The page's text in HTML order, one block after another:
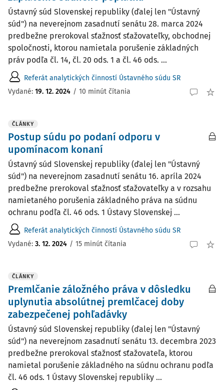
Ústavný súd Slovenskej republiky (ďalej len "Ústavný
súd") na neverejnom zasadnutí senátu 28. marca 2024
predbežne prerokoval sťažnosť sťažovateľky, obchodnej
spoločnosti, ktorou namietala porušenie základných
práv podľa čl. 14, čl. 20 ods. 1 a čl. 46 ods. ...
Referát analytických činností Ústavného súdu SR
Vydané: 19. 12. 2024 / 10 minút čítania
ČLÁNKY
Postup súdu po podaní odporu v
upomínacom konaní
Ústavný súd Slovenskej republiky (ďalej len "Ústavný
súd") na neverejnom zasadnutí senátu 16. apríla 2024
predbežne prerokoval sťažnosť sťažovateľky a v rozsahu
namietaného porušenia základného práva na súdnu
ochranu podľa čl. 46 ods. 1 Ústavy Slovenskej ...
Referát analytických činností Ústavného súdu SR
Vydané: 3. 12. 2024 / 15 minút čítania
ČLÁNKY
Premlčanie záložného práva v dôsledku
uplynutia absolútnej premlčacej doby
zabezpečenej pohľadávky
Ústavný súd Slovenskej republiky (ďalej len "Ústavný
súd") na neverejnom zasadnutí senátu 13. decembra 2023
predbežne prerokoval sťažnosť sťažovateľa, ktorou
namietal porušenie základného na súdnu ochranu podľa
čl. 46 ods. 1 Ústavy Slovenskej republiky ...